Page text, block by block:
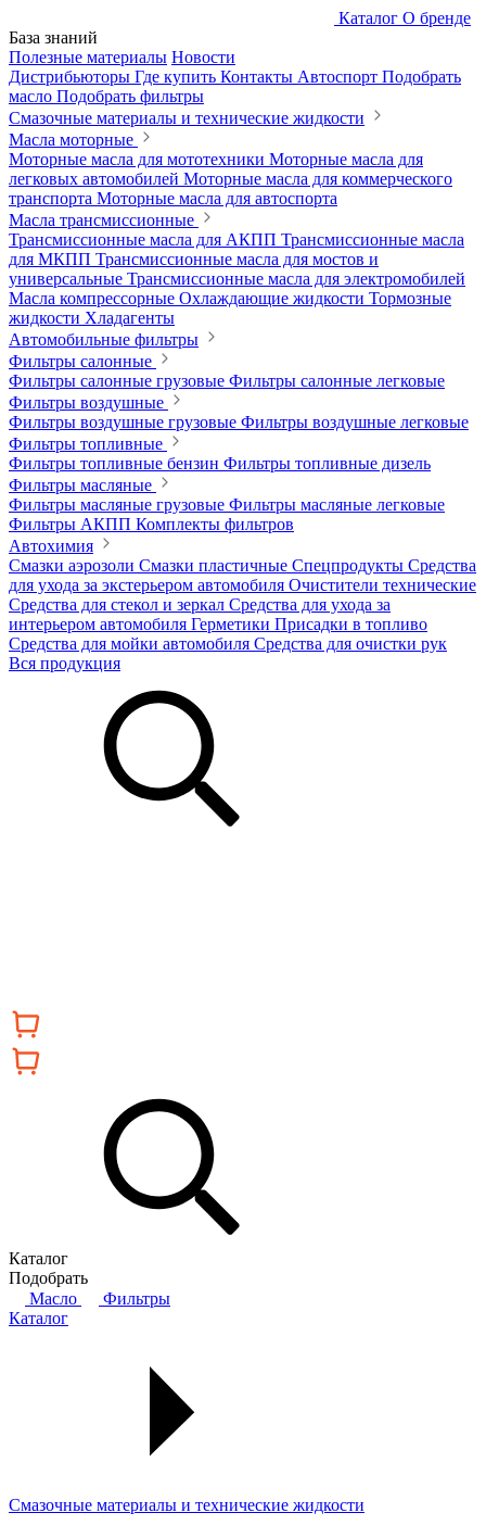
Каталог О бренде
База знаний
Полезные материалы Новости
Дистрибьюторы Где купить Контакты Автоспорт Подобрать
масло Подобрать фильтры
Смазочные материалы и технические жидкости
Масла моторные
Моторные масла для мототехники Моторные масла для
легковых автомобилей Моторные масла для коммерческого
транспорта Моторные масла для автоспорта
Масла трансмиссионные
Трансмиссионные масла для АКПП Трансмиссионные масла
для МКПП Трансмиссионные масла для мостов и
универсальные Трансмиссионные масла для электромобилей
Масла компрессорные Охлаждающие жидкости Тормозные
жидкости Хладагенты
Автомобильные фильтры
Фильтры салонные
Фильтры салонные грузовые Фильтры салонные легковые
Фильтры воздушные
Фильтры воздушные грузовые Фильтры воздушные легковые
Фильтры топливные
Фильтры топливные бензин Фильтры топливные дизель
Фильтры масляные
Фильтры масляные грузовые Фильтры масляные легковые
Фильтры АКПП Комплекты фильтров
Автохимия
Смазки аэрозоли Смазки пластичные Спецпродукты Средства
для ухода за экстерьером автомобиля Очистители технические
Средства для стекол и зеркал Средства для ухода за
интерьером автомобиля Герметики Присадки в топливо
Средства для мойки автомобиля Средства для очистки рук
Вся продукция
Каталог
Подобрать
Масло
Фильтры
Каталог
Смазочные материалы и технические жидкости